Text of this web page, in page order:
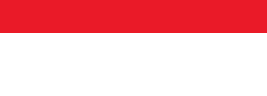
Descarga la APP